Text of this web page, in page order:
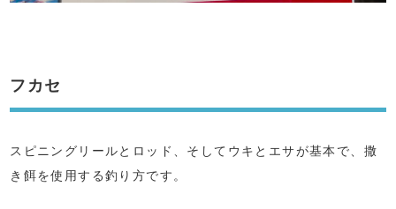
フカセ
スピニングリールとロッド、そしてウキとエサが基本で、撒
き餌を使用する釣り方です。